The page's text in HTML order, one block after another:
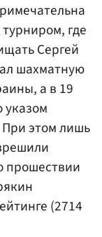
где
Сергей
шахматную
а в 19
указом
При этом лишь
прошествии
(2714